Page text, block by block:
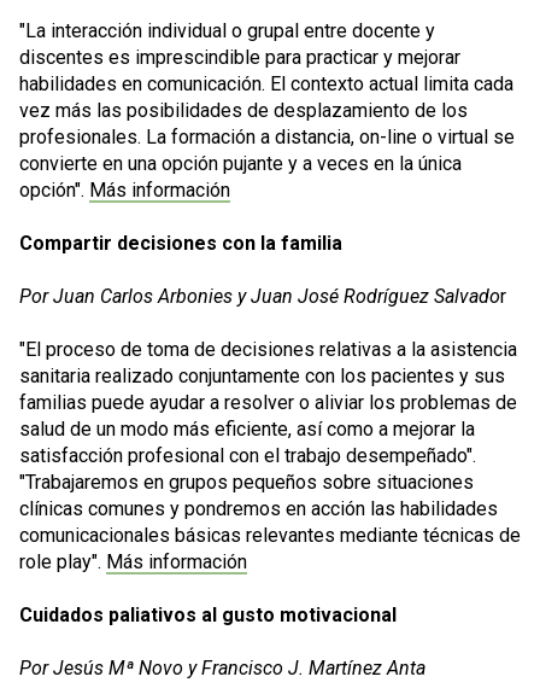
"La interacción individual o grupal entre docente y
discentes es imprescindible para practicar y mejorar
habilidades en comunicación. El contexto actual limita cada
vez más las posibilidades de desplazamiento de los
profesionales. La formación a distancia, on-line o virtual se
convierte en una opción pujante y a veces en la única
opción". Más información
Compartir decisiones con la familia
Por Juan Carlos Arbonies y Juan José Rodríguez Salvador
"El proceso de toma de decisiones relativas a la asistencia
sanitaria realizado conjuntamente con los pacientes y sus
familias puede ayudar a resolver o aliviar los problemas de
salud de un modo más eficiente, así como a mejorar la
satisfacción profesional con el trabajo desempeñado".
"Trabajaremos en grupos pequeños sobre situaciones
clínicas comunes y pondremos en acción las habilidades
comunicacionales básicas relevantes mediante técnicas de
role play". Más información
Cuidados paliativos al gusto motivacional
Por Jesús Mª Novo y Francisco J. Martínez Anta